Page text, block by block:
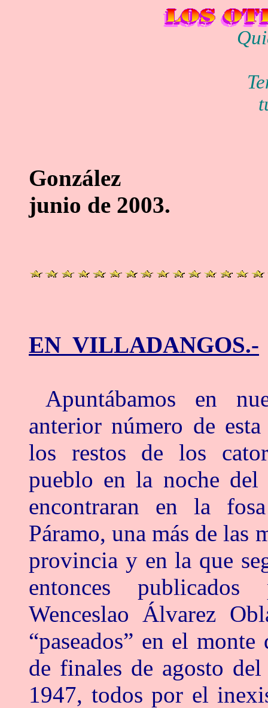
junio de 2003.
EN VILLADANGOS.-
Apuntábamos en
anterior número de
los restos de los
pueblo en la noche del
encontraran en la
Páramo, una más de las
provincia y en la que
entonces
Wenceslao Álvarez
“paseados” en el
de finales de agosto
1947, todos por el